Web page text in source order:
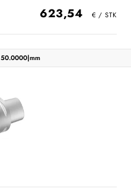
623,54
50.0000|mm